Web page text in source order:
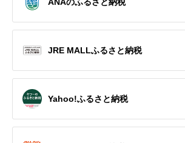
JRE MALLふるさと納税
Yahoo!ふるさと納税